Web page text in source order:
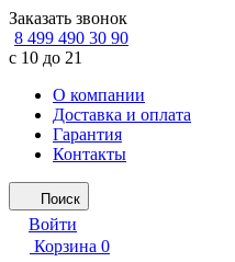
Заказать звонок
8 499 490 30 90
с 10 до 21
О компании
Доставка и оплата
Гарантия
Контакты
Поиск
Войти
Корзина 0